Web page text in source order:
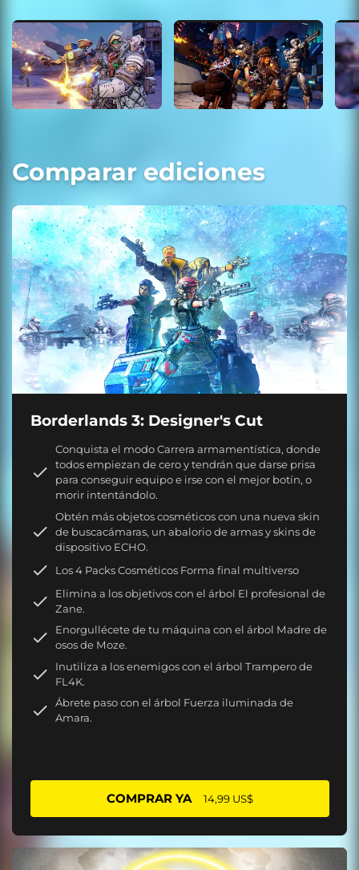
Comparar ediciones
Borderlands 3: Designer's Cut
Conquista el modo Carrera armamentística, donde
todos empiezan de cero y tendrán que darse prisa
para conseguir equipo e irse con el mejor botín, o
morir intentándolo.
Obtén más objetos cosméticos con una nueva skin
de buscacámaras, un abalorio de armas y skins de
dispositivo ECHO.
Los 4 Packs Cosméticos Forma final multiverso
Elimina a los objetivos con el árbol El profesional de
Zane.
Enorgullécete de tu máquina con el árbol Madre de
osos de Moze.
Inutiliza a los enemigos con el árbol Trampero de
FL4K.
Ábrete paso con el árbol Fuerza iluminada de
Amara.
COMPRAR YA 14,99 US$